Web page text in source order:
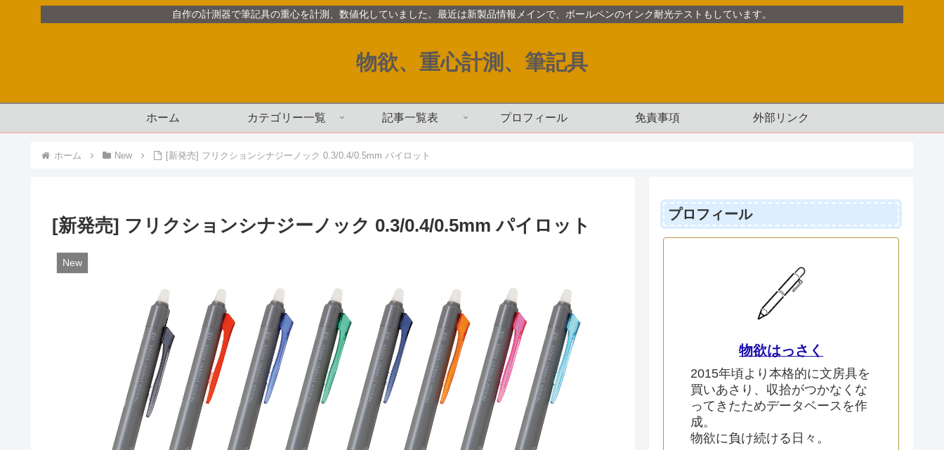
自作の計測器で筆記具の重心を計測、数値化していました。最近は新製品情報メインで、ボールペンのインク耐光テストもしています。
物欲、重心計測、筆記具
ホーム カテゴリー一覧 記事一覧表 プロフィール 免責事項 外部リンク
ホーム New [新発売] フリクションシナジーノック 0.3/0.4/0.5mm パイロット
[新発売] フリクションシナジーノック 0.3/0.4/0.5mm パイロット
New
プロフィール
物欲はっさく
2015年頃より本格的に文房具を
買いあさり、収拾がつかなくな
ってきたためデータベースを作
成。
物欲に負け続ける日々。